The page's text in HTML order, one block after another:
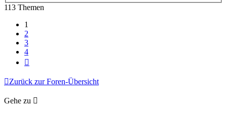
113 Themen
1
2
3
4
Zurück zur Foren-Übersicht
Gehe zu